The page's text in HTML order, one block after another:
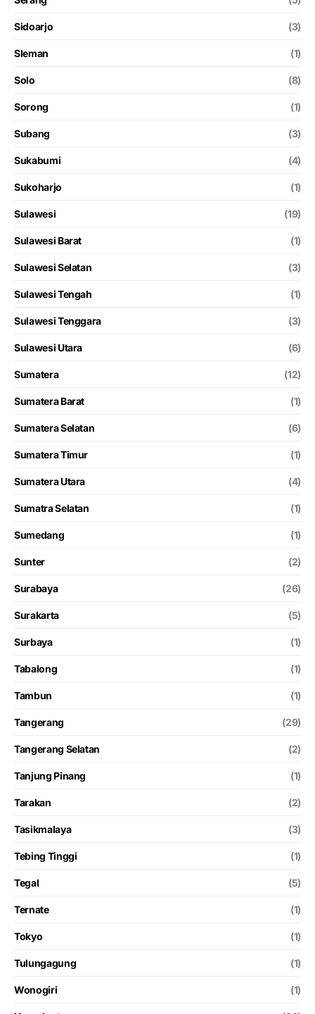
Sidoarjo (3)
Sleman (1)
Solo (8)
Sorong (1)
Subang (3)
Sukabumi (4)
Sukoharjo (1)
Sulawesi (19)
Sulawesi Barat (1)
Sulawesi Selatan (3)
Sulawesi Tengah (1)
Sulawesi Tenggara (3)
Sulawesi Utara (6)
Sumatera (12)
Sumatera Barat (1)
Sumatera Selatan (6)
Sumatera Timur (1)
Sumatera Utara (4)
Sumatra Selatan (1)
Sumedang (1)
Sunter (2)
Surabaya (26)
Surakarta (5)
Surbaya (1)
Tabalong (1)
Tambun (1)
Tangerang (29)
Tangerang Selatan (2)
Tanjung Pinang (1)
Tarakan (2)
Tasikmalaya (3)
Tebing Tinggi (1)
Tegal (5)
Ternate (1)
Tokyo (1)
Tulungagung (1)
Wonogiri (1)